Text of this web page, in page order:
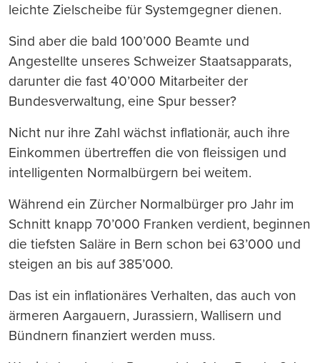
leichte Zielscheibe für Systemgegner dienen.
Sind aber die bald 100’000 Beamte und
Angestellte unseres Schweizer Staatsapparats,
darunter die fast 40’000 Mitarbeiter der
Bundesverwaltung, eine Spur besser?
Nicht nur ihre Zahl wächst inflationär, auch ihre
Einkommen übertreffen die von fleissigen und
intelligenten Normalbürgern bei weitem.
Während ein Zürcher Normalbürger pro Jahr im
Schnitt knapp 70’000 Franken verdient, beginnen
die tiefsten Saläre in Bern schon bei 63’000 und
steigen an bis auf 385’000.
Das ist ein inflationäres Verhalten, das auch von
ärmeren Aargauern, Jurassiern, Wallisern und
Bündnern finanziert werden muss.